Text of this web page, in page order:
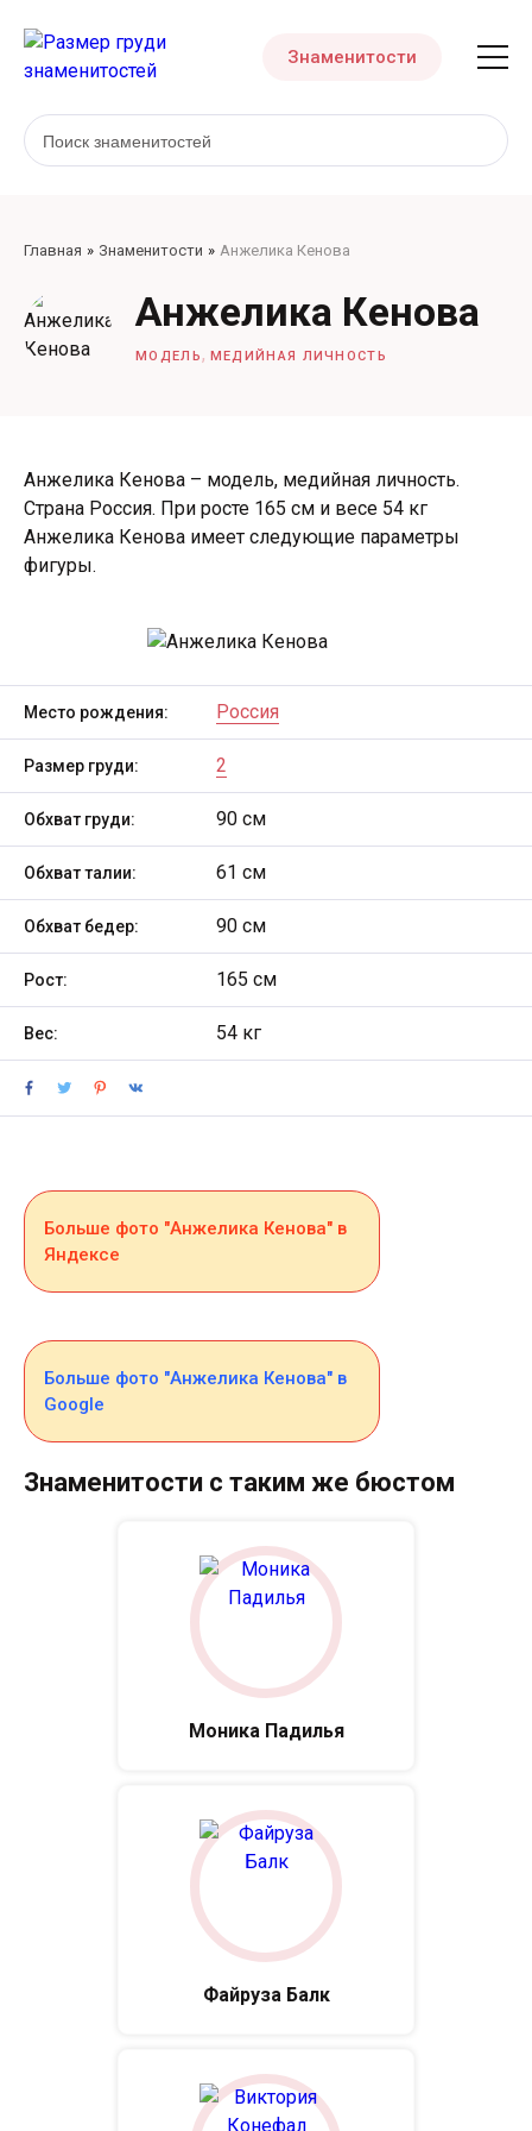
Знаменитости
Главная Знаменитости Анжелика Кенова
Анжелика Кенова
МОДЕЛЬ , МЕДИЙНАЯ ЛИЧНОСТЬ
Анжелика Кенова – модель, медийная личность.
Страна Россия. При росте 165 см и весе 54 кг
Анжелика Кенова имеет следующие параметры
фигуры.
Место рождения: Россия
Размер груди: 2
Обхват груди: 90 см
Обхват талии: 61 см
Обхват бедер: 90 см
Рост: 165 см
Вес: 54 кг
Больше фото "Анжелика Кенова" в
Яндексе
Больше фото "Анжелика Кенова" в
Google
Знаменитости с таким же бюстом
Моника Падилья
Файруза Балк